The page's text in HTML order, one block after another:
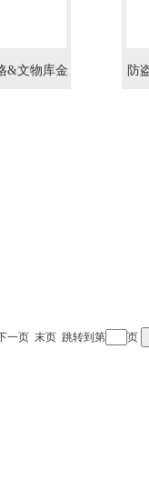
&文物库金 防
一页 末页 跳转到第 页